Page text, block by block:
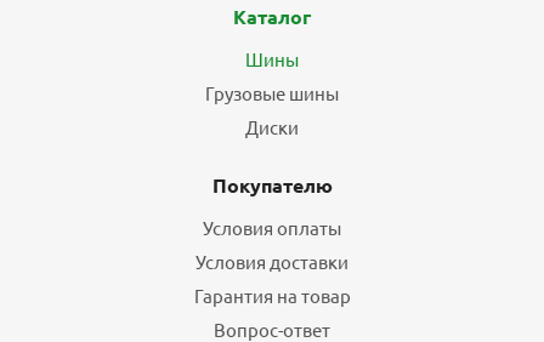
Каталог
Шины
Грузовые шины
Диски
Покупателю
Условия оплаты
Условия доставки
Гарантия на товар
Вопрос-ответ